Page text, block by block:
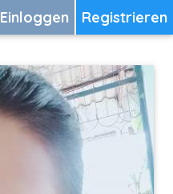
Registrieren
Einloggen